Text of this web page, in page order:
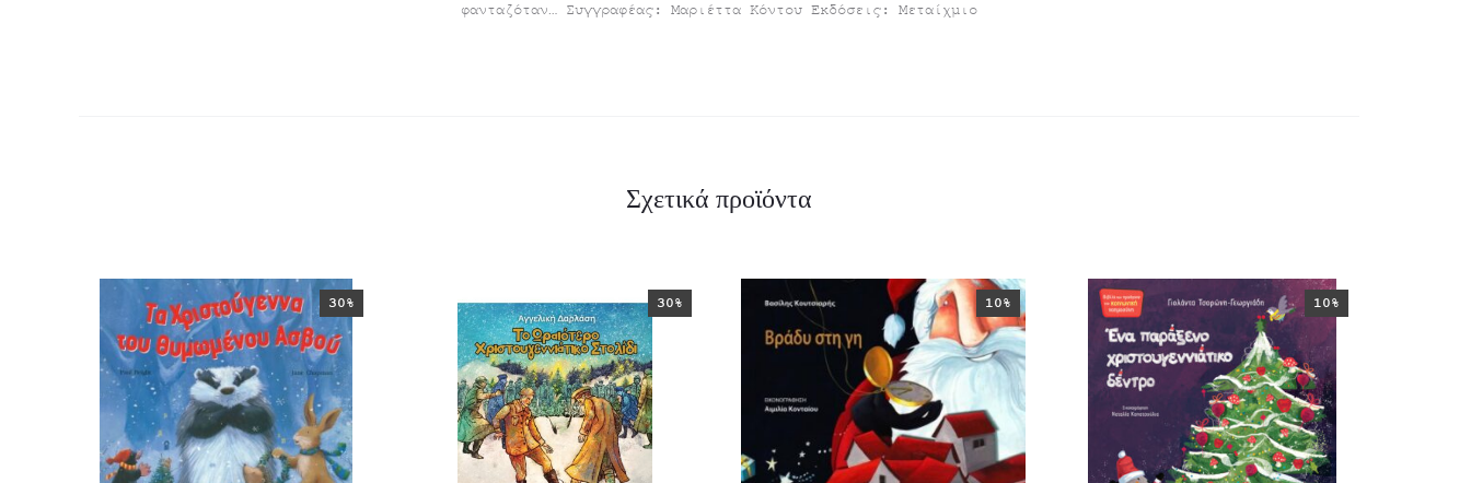
φανταζόταν… Συγγραφέας: Μαριέττα Κόντου Εκδόσεις: Μεταίχμιο
Σχετικά προϊόντα
30% 30% 10% 10%